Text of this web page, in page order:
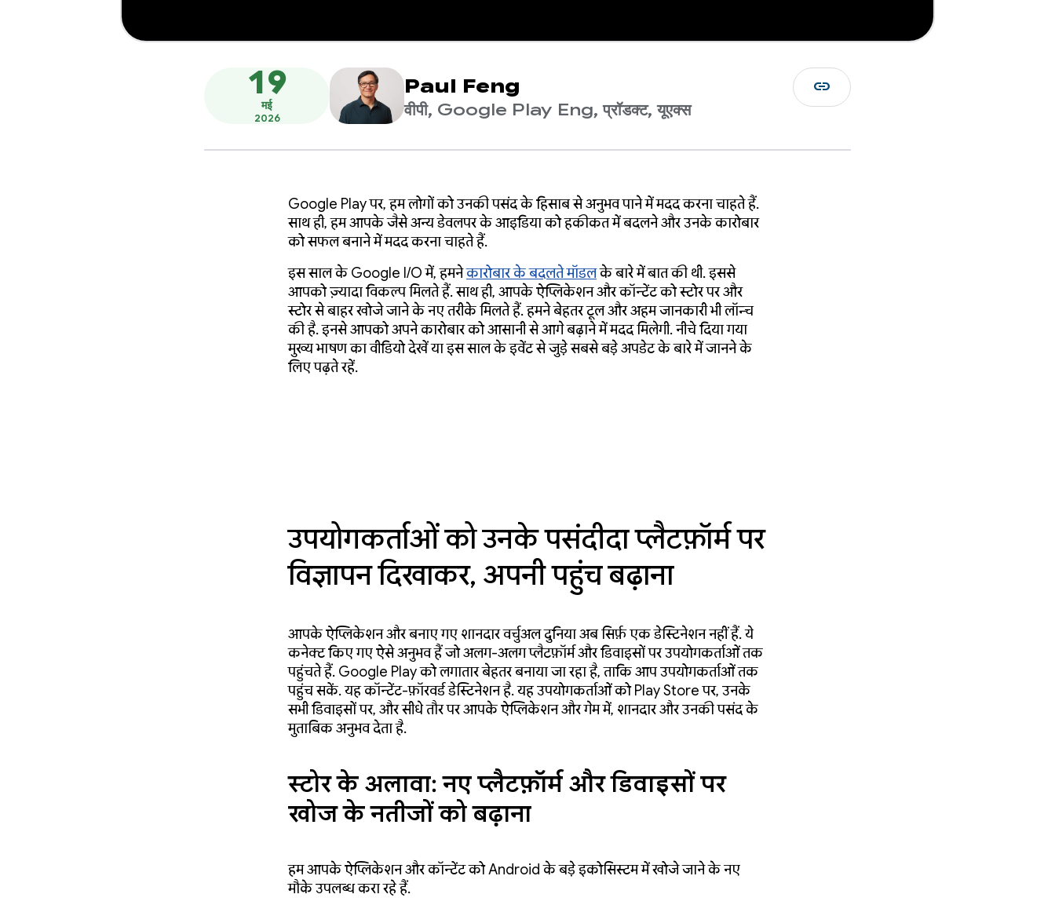
19
मई
2026
Paul Feng
वीपी, Google Play Eng, प्रॉडक्ट, यूएक्स
link
Google Play पर, हम लोगों को उनकी पसंद के हिसाब से अनुभव पाने में मदद करना चाहते हैं.
साथ ही, हम आपके जैसे अन्य डेवलपर के आइडिया को हकीकत में बदलने और उनके कारोबार
को सफल बनाने में मदद करना चाहते हैं.
इस साल के Google I/O में, हमनेकारोबार के बदलते मॉडलके बारे में बात की थी. इससे
आपको ज़्यादा विकल्प मिलते हैं. साथ ही, आपके ऐप्लिकेशन और कॉन्टेंट को स्टोर पर और
स्टोर से बाहर खोजे जाने के नए तरीके मिलते हैं. हमने बेहतर टूल और अहम जानकारी भी लॉन्च
की है. इनसे आपको अपने कारोबार को आसानी से आगे बढ़ाने में मदद मिलेगी. नीचे दिया गया
मुख्य भाषण का वीडियो देखें या इस साल के इवेंट से जुड़े सबसे बड़े अपडेट के बारे में जानने के
लिए पढ़ते रहें.
उपयोगकर्ताओं को उनके पसंदीदा प्लैटफ़ॉर्म पर
विज्ञापन दिखाकर, अपनी पहुंच बढ़ाना
आपके ऐप्लिकेशन और बनाए गए शानदार वर्चुअल दुनिया अब सिर्फ़ एक डेस्टिनेशन नहीं हैं. ये
कनेक्ट किए गए ऐसे अनुभव हैं जो अलग-अलग प्लैटफ़ॉर्म और डिवाइसों पर उपयोगकर्ताओं तक
पहुंचते हैं. Google Play को लगातार बेहतर बनाया जा रहा है, ताकि आप उपयोगकर्ताओं तक
पहुंच सकें. यह कॉन्टेंट-फ़ॉरवर्ड डेस्टिनेशन है. यह उपयोगकर्ताओं को Play Store पर, उनके
सभी डिवाइसों पर, और सीधे तौर पर आपके ऐप्लिकेशन और गेम में, शानदार और उनकी पसंद के
मुताबिक अनुभव देता है.
स्टोर के अलावा: नए प्लैटफ़ॉर्म और डिवाइसों पर
खोज के नतीजों को बढ़ाना
हम आपके ऐप्लिकेशन और कॉन्टेंट को Android के बड़े इकोसिस्टम में खोजे जाने के नए
मौके उपलब्ध करा रहे हैं.